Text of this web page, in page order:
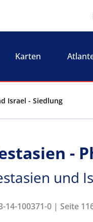
Karten
Israel - Siedlung
-
und
14-100371-0 | Seite